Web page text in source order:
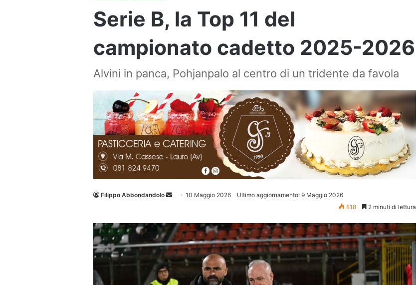
Serie B, la Top 11 del
campionato cadetto 2025-2026
Alvini in panca, Pohjanpalo al centro di un tridente da favola
Filippo Abbondandolo
Invia 10 Maggio 2026
Ultimo aggiornamento: 9 Maggio 2026
818
2 minuti di lettura